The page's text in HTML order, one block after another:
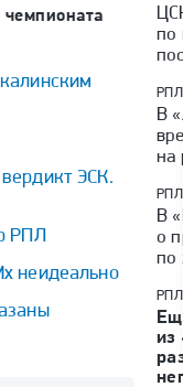
ЭСК.
РПЛ
неидеально
по
РПЛ
В
на
РПЛ
В
о
по
РПЛ
из